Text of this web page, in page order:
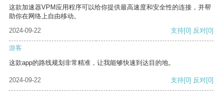
这款加速器VPM应用程序可以给你提供最高速度和安全性的连接，并帮
助你在网络上自由移动。
2024-09-22
支持[0] 反对[0]
游客
这款app的路线规划非常精准，让我能够快速到达目的地。
2024-09-22 支持[0] 反对[0]